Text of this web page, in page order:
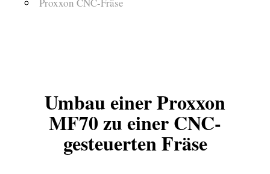
Umbau einer Proxxon
MF70 zu einer CNC-
gesteuerten Fräse